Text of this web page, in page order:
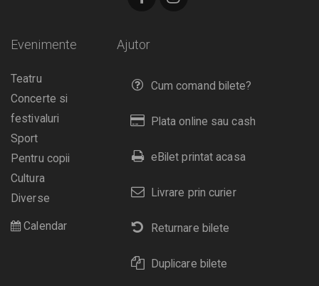
Ajutor
Cum comand bilete?
Plata online sau cash
eBilet printat acasa
Livrare prin curier
Returnare bilete
Duplicare bilete
Evenimente
Teatru
Concerte si
festivaluri
Sport
Pentru copii
Cultura
Diverse
Calendar